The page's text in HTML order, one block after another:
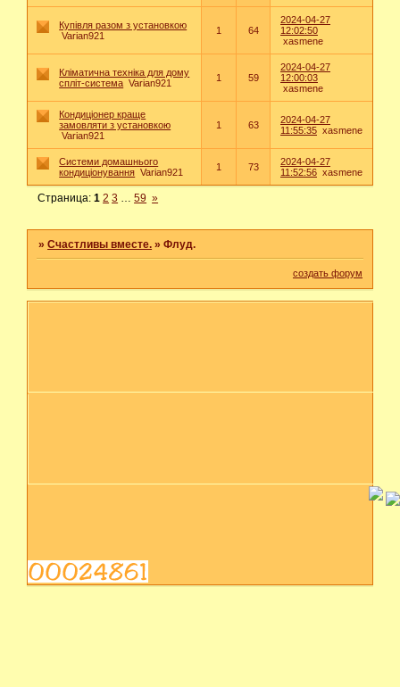
Купівля разом з установкою
Varian921
1 64
2024-04-27
12:02:50
xasmene
Кліматична техніка для дому
спліт-система Varian921 1 59
2024-04-27
12:00:03
xasmene
Кондиціонер краще
замовляти з установкою
Varian921
1 63
2024-04-27
11:55:35 xasmene
Системи домашнього
кондиціонування Varian921 1 73
2024-04-27
11:52:56 xasmene
Страница:1 2 3 59 »
»Счастливы вместе. »Флуд.
создать форум